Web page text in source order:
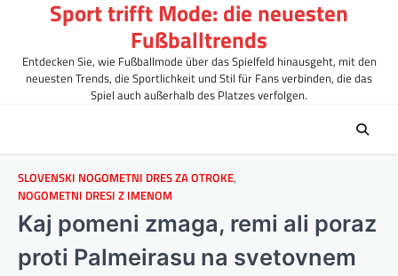
content
Sport trifft Mode: die neuesten
Fußballtrends
Entdecken Sie, wie Fußballmode über das Spielfeld hinausgeht, mit den
neuesten Trends, die Sportlichkeit und Stil für Fans verbinden, die das
Spiel auch außerhalb des Platzes verfolgen.
SLOVENSKI NOGOMETNI DRES ZA OTROKE,
NOGOMETNI DRESI Z IMENOM
Kaj pomeni zmaga, remi ali poraz
proti Palmeirasu na svetovnem